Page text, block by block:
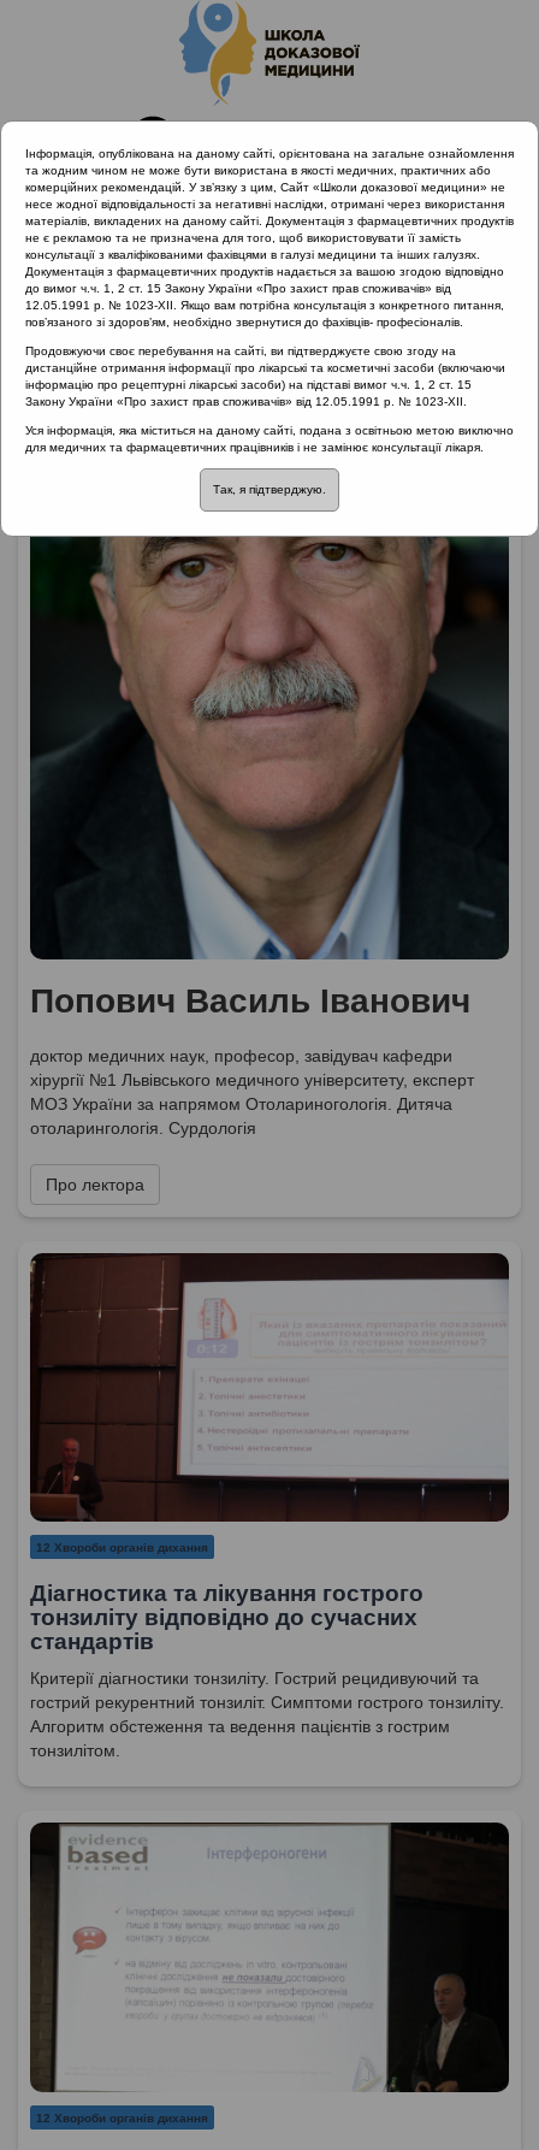
Головна Лектори Попович Василь Іванович
Попович Василь Іванович
доктор медичних наук, професор, завідувач кафедри
хірургії №1 Львівського медичного університету, експерт
МОЗ України за напрямом Отолариногологія. Дитяча
отоларингологія. Сурдологія
Про лектора
12 Хвороби органів дихання
Діагностика та лікування гострого
тонзиліту відповідно до сучасних
стандартів
Критерії діагностики тонзиліту. Гострий рецидивуючий та
гострий рекурентний тонзиліт. Симптоми гострого тонзиліту.
Алгоритм обстеження та ведення пацієнтів з гострим
тонзилітом.
12 Хвороби органів дихання
Інформація, опублікована на даному сайті, орієнтована на загальне ознайомлення
та жодним чином не може бути використана в якості медичних, практичних або
комерційних рекомендацій. У зв’язку з цим, Сайт «Школи доказової медицини» не
несе жодної відповідальності за негативні наслідки, отримані через використання
матеріалів, викладених на даному сайті. Документація з фармацевтичних продуктів
не є рекламою та не призначена для того, щоб використовувати її замість
консультації з кваліфікованими фахівцями в галузі медицини та інших галузях.
Документація з фармацевтичних продуктів надається за вашою згодою відповідно
до вимог ч.ч. 1, 2 ст. 15 Закону України «Про захист прав споживачів» від
12.05.1991 р. № 1023-XII. Якщо вам потрібна консультація з конкретного питання,
пов’язаного зі здоров’ям, необхідно звернутися до фахівців- професіоналів.
Продовжуючи своє перебування на сайті, ви підтверджуєте свою згоду на
дистанційне отримання інформації про лікарські та косметичні засоби (включаючи
інформацію про рецептурні лікарські засоби) на підставі вимог ч.ч. 1, 2 ст. 15
Закону України «Про захист прав споживачів» від 12.05.1991 р. № 1023-XII.
Уся інформація, яка міститься на даному сайті, подана з освітньою метою виключно
для медичних та фармацевтичних працівників і не замінює консультації лікаря.
Так, я підтверджую.